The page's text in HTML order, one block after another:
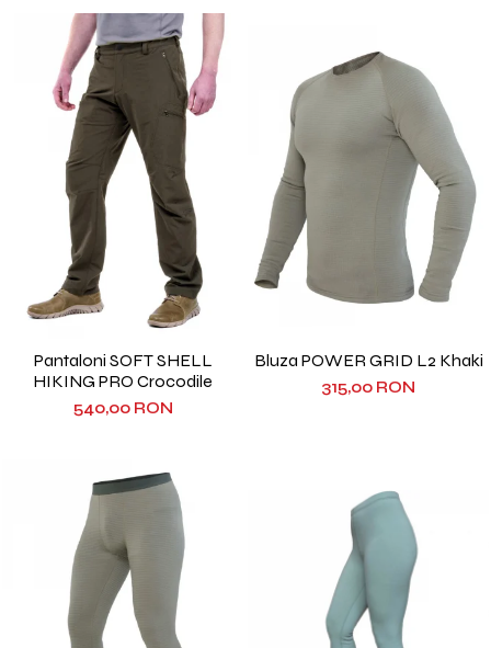
Pantaloni SOFT SHELL
HIKING PRO Crocodile
540,00 RON
Bluza POWER GRID L2 Khaki
315,00 RON